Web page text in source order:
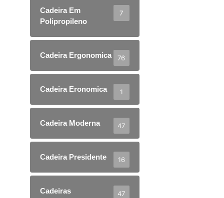
Cadeira Em
Polipropileno
7
Cadeira Ergonomica 76
Cadeira Eronomica 1
Cadeira Moderna 47
Cadeira Presidente 16
Cadeiras 47